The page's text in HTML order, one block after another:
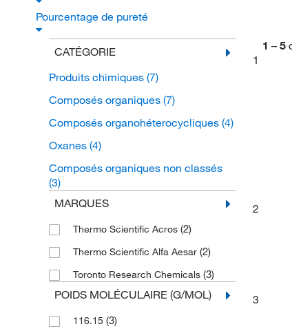
Pourcentage de pureté
CATÉGORIE
Produits chimiques (7)
Composés organiques (7)
Composés organohéterocycliques (4)
Oxanes (4)
Composés organiques non classés
(3)
MARQUES
Thermo Scientific Acros (2)
Thermo Scientific Alfa Aesar (2)
Toronto Research Chemicals (3)
POIDS MOLÉCULAIRE (G/MOL)
116.15 (3)
1 – 5
1
2
3